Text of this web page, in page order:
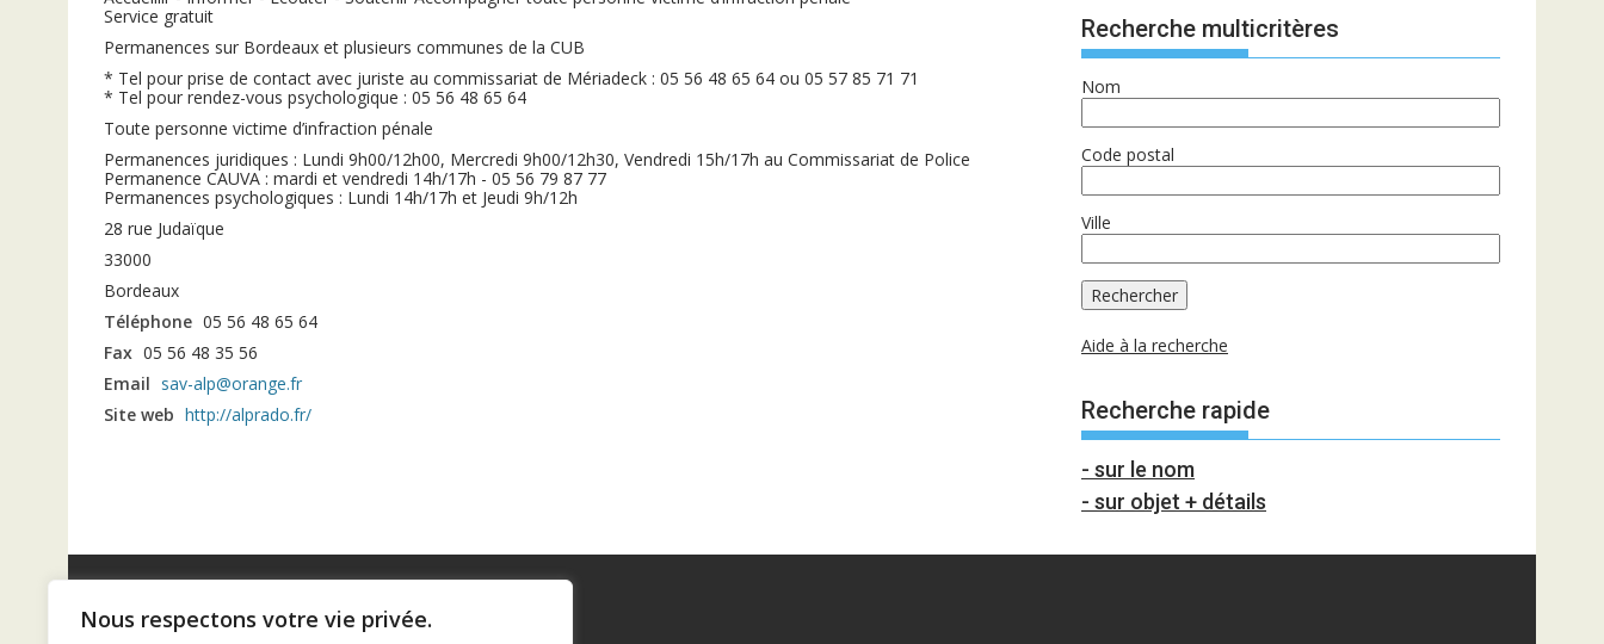
Nous respectons votre vie privée.
Service gratuit
Permanences sur Bordeaux et plusieurs communes de la CUB
* Tel pour prise de contact avec juriste au commissariat de Mériadeck : 05 56 48 65 64 ou 05 57 85 71 71
* Tel pour rendez-vous psychologique : 05 56 48 65 64
Toute personne victime d’infraction pénale
Permanences juridiques : Lundi 9h00/12h00, Mercredi 9h00/12h30, Vendredi 15h/17h au Commissariat de Police
Permanence CAUVA : mardi et vendredi 14h/17h - 05 56 79 87 77
Permanences psychologiques : Lundi 14h/17h et Jeudi 9h/12h
28 rue Judaïque
33000
Bordeaux
Téléphone 05 56 48 65 64
Fax 05 56 48 35 56
Email sav-alp@orange.fr
Site web http://alprado.fr/
Recherche multicritères
Nom
Code postal
Ville
Aide à la recherche
Recherche rapide
- sur le nom
- sur objet + détails